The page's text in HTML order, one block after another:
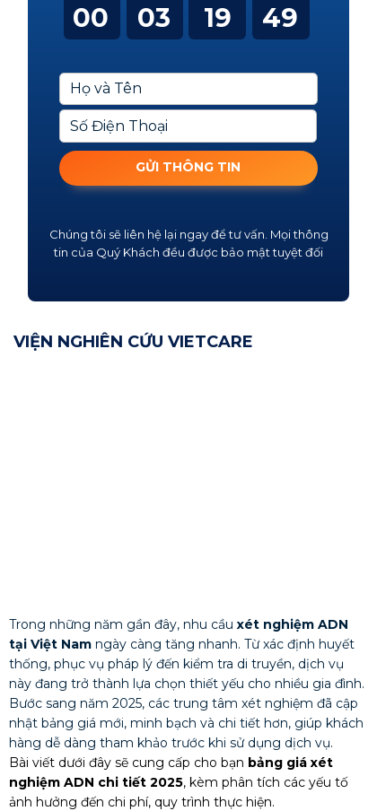
00 03 19 48
GỬI THÔNG TIN
Chúng tôi sẽ liên hệ lại ngay để tư vấn. Mọi thông
tin của Quý Khách đều được bảo mật tuyệt đối
VIỆN NGHIÊN CỨU VIETCARE
Trong những năm gần đây, nhu cầu xét nghiệm ADN
tại Việt Nam ngày càng tăng nhanh. Từ xác định huyết
thống, phục vụ pháp lý đến kiểm tra di truyền, dịch vụ
này đang trở thành lựa chọn thiết yếu cho nhiều gia đình.
Bước sang năm 2025, các trung tâm xét nghiệm đã cập
nhật bảng giá mới, minh bạch và chi tiết hơn, giúp khách
hàng dễ dàng tham khảo trước khi sử dụng dịch vụ.
Bài viết dưới đây sẽ cung cấp cho bạn bảng giá xét
nghiệm ADN chi tiết 2025, kèm phân tích các yếu tố
ảnh hưởng đến chi phí, quy trình thực hiện.